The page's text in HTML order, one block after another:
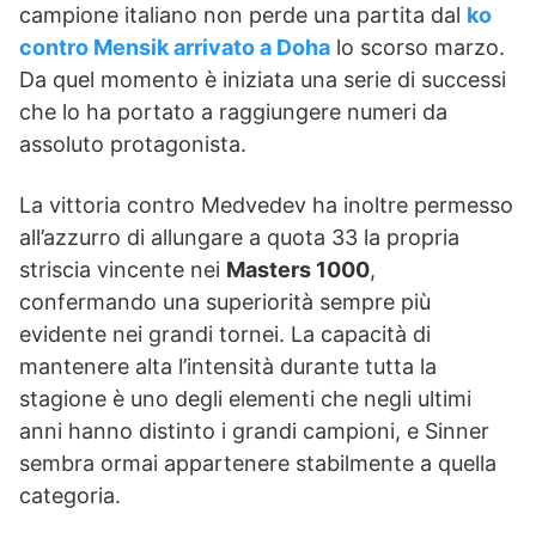
campione italiano non perde una partita dal ko
contro Mensik arrivato a Doha lo scorso marzo.
Da quel momento è iniziata una serie di successi
che lo ha portato a raggiungere numeri da
assoluto protagonista.
La vittoria contro Medvedev ha inoltre permesso
all’azzurro di allungare a quota 33 la propria
striscia vincente nei Masters 1000,
confermando una superiorità sempre più
evidente nei grandi tornei. La capacità di
mantenere alta l’intensità durante tutta la
stagione è uno degli elementi che negli ultimi
anni hanno distinto i grandi campioni, e Sinner
sembra ormai appartenere stabilmente a quella
categoria.